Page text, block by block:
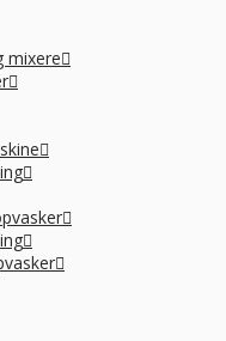
mixere